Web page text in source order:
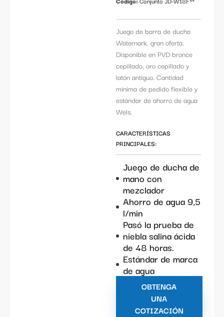
Juego de barra de ducha
Waternark, gran oferta.
Disponible en PVD bronce
cepillado, oro cepillado y
latón antiguo. Cantidad
mínima de pedido flexible y
estándar de ahorro de agua
Wels.
CARACTERÍSTICAS
PRINCIPALES:
Juego de ducha de
mano con
mezclador
Ahorro de agua 9,5
l/min
Pasó la prueba de
niebla salina ácida
de 48 horas.
Estándar de marca
de agua
OBTENGA
UNA
COTIZACIÓN